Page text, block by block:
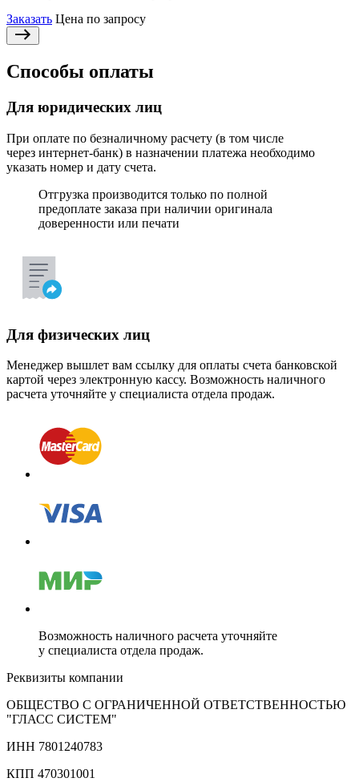
Заказать Цена по запросу
Способы оплаты
Для юридических лиц
При оплате по безналичному расчету (в том числе
через интернет-банк) в назначении платежа необходимо
указать номер и дату счета.
Отгрузка производится только по полной
предоплате заказа при наличии оригинала
доверенности или печати
Для физических лиц
Менеджер вышлет вам ссылку для оплаты счета банковской
картой через электронную кассу. Возможность наличного
расчета уточняйте у специалиста отдела продаж.
Возможность наличного расчета уточняйте
у специалиста отдела продаж.
Реквизиты компании
ОБЩЕСТВО С ОГРАНИЧЕННОЙ ОТВЕТСТВЕННОСТЬЮ
"ГЛАСС СИСТЕМ"
ИНН 7801240783
КПП 470301001